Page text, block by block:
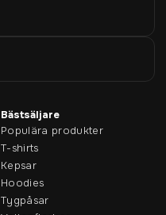
Bästsäljare
Populära produkter
T-shirts
Kepsar
Hoodies
Tygpåsar